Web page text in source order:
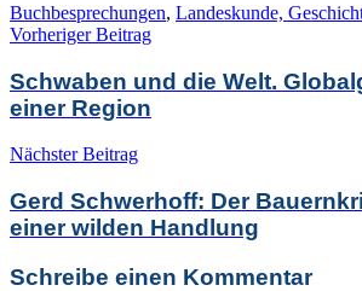
Buchbesprechungen, Landeskunde,
Beitragsnavigation
Vorheriger Beitrag
Schwaben und die Welt.
einer Region
Nächster Beitrag
Gerd Schwerhoff: Der
einer wilden Handlung
Schreibe einen Kommentar